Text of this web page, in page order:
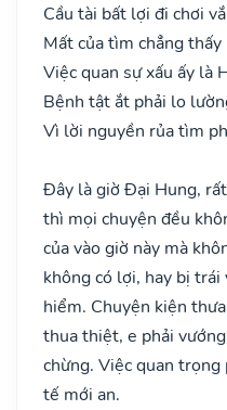
Cầu tài bất lợi đi chơi
Mất của tìm chẳng thấy
Việc quan sự xấu ấy là
Bệnh tật ắt phải lo
Vì lời nguyền rủa tìm
Đây là giờ Đại Hung,
thì mọi chuyện đều
của vào giờ này mà
không có lợi, hay bị trái
hiểm. Chuyện kiện
thua thiệt, e phải
chừng. Việc quan trọng
tế mới an.